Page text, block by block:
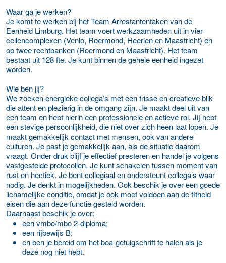
Waar ga je werken?
Je komt te werken bij het Team Arrestantentaken van de
Eenheid Limburg. Het team voert werkzaamheden uit in vier
cellencomplexen (Venlo, Roermond, Heerlen en Maastricht) en
op twee rechtbanken (Roermond en Maastricht). Het team
bestaat uit 128 fte. Je kunt binnen de gehele eenheid ingezet
worden.
Wie ben jij?
We zoeken energieke collega’s met een frisse en creatieve blik
die attent en plezierig in de omgang zijn. Je maakt deel uit van
een team en hebt hierin een professionele en actieve rol. Jij hebt
een stevige persoonlijkheid, die niet over zich heen laat lopen. Je
maakt gemakkelijk contact met mensen, ook van andere
culturen. Je past je gemakkelijk aan, als de situatie daarom
vraagt. Onder druk blijf je effectief presteren en handel je volgens
vastgestelde protocollen. Je kunt schakelen tussen moment van
rust en hectiek. Je bent collegiaal en ondersteunt collega’s waar
nodig. Je denkt in mogelijkheden. Ook beschik je over een goede
lichamelijke conditie, omdat je ook moet voldoen aan de fitheid
eisen die aan deze functie gesteld worden.
Daarnaast beschik je over:
een vmbo/mbo 2-diploma;
een rijbewijs B;
en ben je bereid om het boa-getuigschrift te halen als je
deze nog niet hebt.